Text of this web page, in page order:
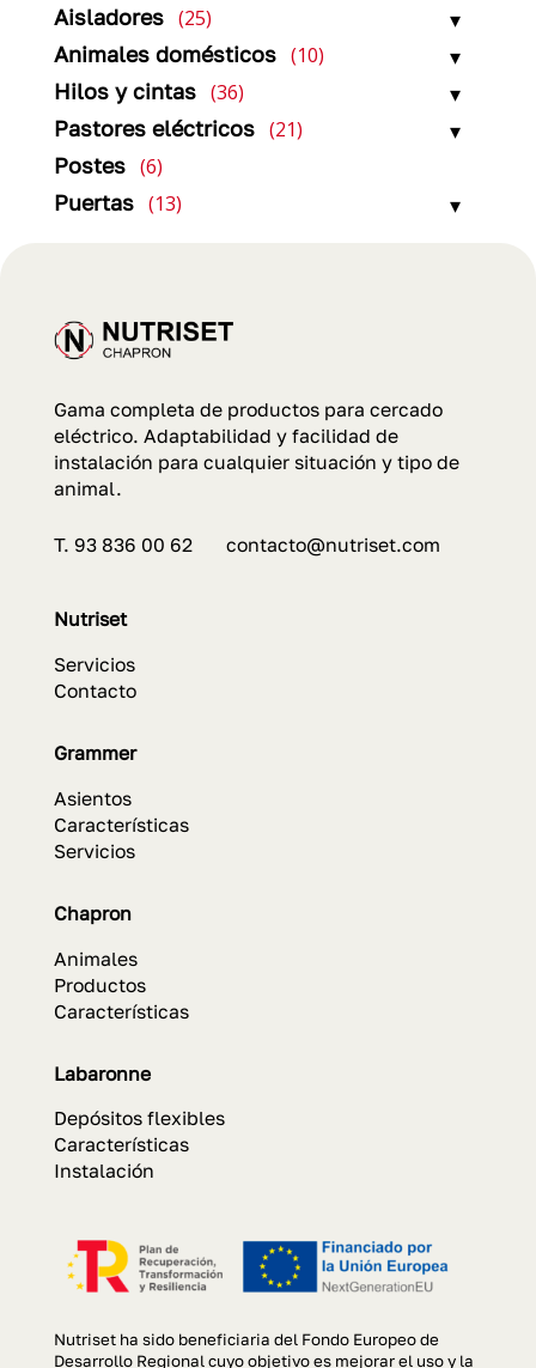
Aisladores 2525
productos
Animales domésticos 1010
Hilos y cintas 3636
Pastores eléctricos 2121
Postes 66
Puertas 1313
Gama completa de productos para cercado
eléctrico. Adaptabilidad y facilidad de
instalación para cualquier situación y tipo de
animal.
T. 93 836 00 62 contacto@nutriset.com
Nutriset
Servicios
Contacto
Grammer
Asientos
Características
Servicios
Chapron
Animales
Productos
Características
Labaronne
Depósitos flexibles
Características
Instalación
Nutriset ha sido beneficiaria del Fondo Europeo de
Desarrollo Regional cuyo objetivo es mejorar el uso y la